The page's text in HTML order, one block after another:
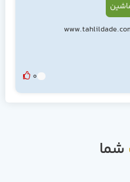
0
شما